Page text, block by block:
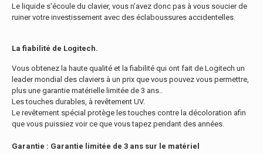
Le liquide s'écoule du clavier, vous n'avez donc pas à vous soucier de
ruiner votre investissement avec des éclaboussures accidentelles.
La fiabilité de Logitech.
Vous obtenez la haute qualité et la fiabilité qui ont fait de Logitech un
leader mondial des claviers à un prix que vous pouvez vous permettre,
plus une garantie matérielle limitée de 3 ans..
Les touches durables, à revêtement UV.
Le revêtement spécial protège les touches contre la décoloration afin
que vous puissiez voir ce que vous tapez pendant des années.
Garantie : Garantie limitée de 3 ans sur le matériel